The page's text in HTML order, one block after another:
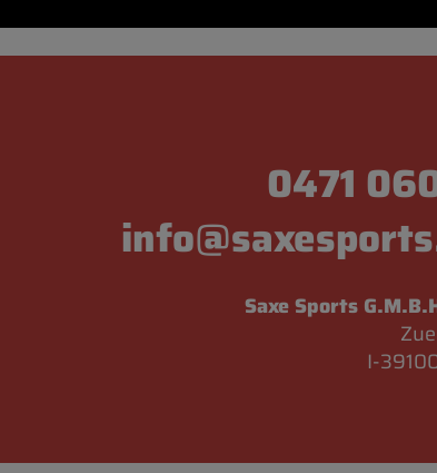
0471
Saxe Sports
I-